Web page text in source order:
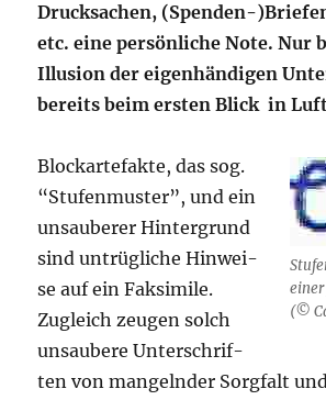
Druck­sa­chen, (Spenden-
etc. eine per­sön­li­che Note. Nur
Illu­si­on der eigen­hän­di­gen
bereits beim ers­ten Blick in
einer
(©
Block­ar­te­fak­te, das sog.
“Stu­fen­mus­ter”, und ein
unsau­be­rer Hin­ter­grund
sind untrüg­li­che Hin­wei­
se auf ein Fak­si­mi­le.
Zugleich zeu­gen solch
unsau­be­re Unter­schrif­
ten von man­geln­der Sorg­falt